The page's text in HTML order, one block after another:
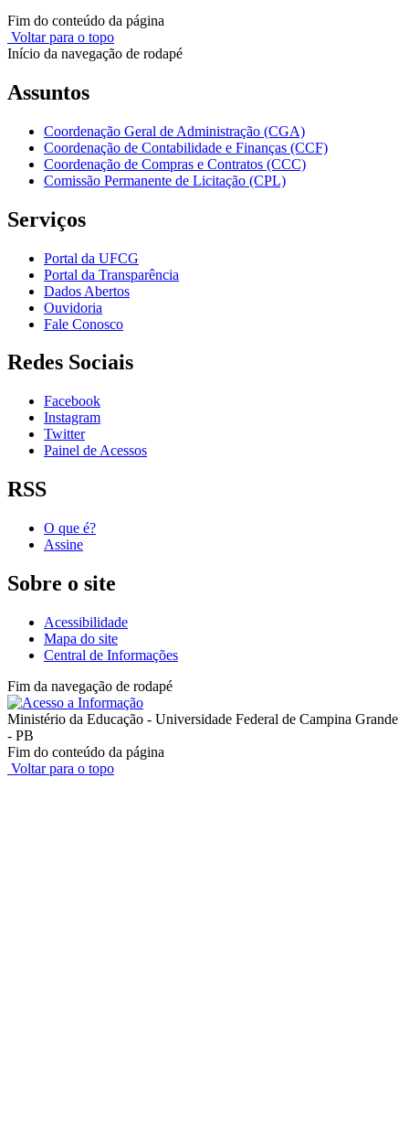
Fim do conteúdo da página
Voltar para o topo
Início da navegação de rodapé
Assuntos
Coordenação Geral de Administração (CGA)
Coordenação de Contabilidade e Finanças (CCF)
Coordenação de Compras e Contratos (CCC)
Comissão Permanente de Licitação (CPL)
Serviços
Portal da UFCG
Portal da Transparência
Dados Abertos
Ouvidoria
Fale Conosco
Redes Sociais
Facebook
Instagram
Twitter
Painel de Acessos
RSS
O que é?
Assine
Sobre o site
Acessibilidade
Mapa do site
Central de Informações
Fim da navegação de rodapé
Ministério da Educação - Universidade Federal de Campina Grande
- PB
Fim do conteúdo da página
Voltar para o topo